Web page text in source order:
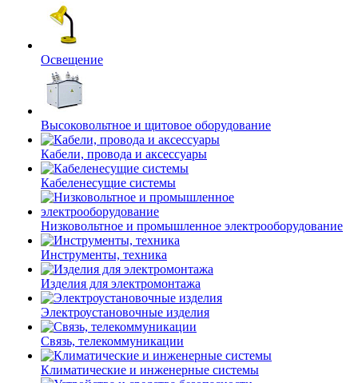
Освещение
Высоковольтное и щитовое оборудование
Кабели, провода и аксессуары
Кабеленесущие системы
Низковольтное и промышленное электрооборудование
Инструменты, техника
Изделия для электромонтажа
Электроустановочные изделия
Связь, телекоммуникации
Климатические и инженерные системы